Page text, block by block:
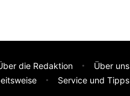
die Redaktion
Über uns
Service und Tipps